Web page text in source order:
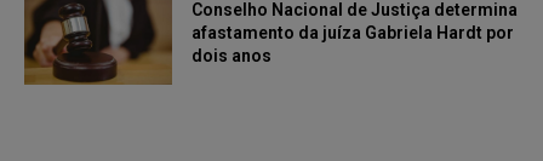
Conselho Nacional de Justiça determina
afastamento da juíza Gabriela Hardt por
dois anos